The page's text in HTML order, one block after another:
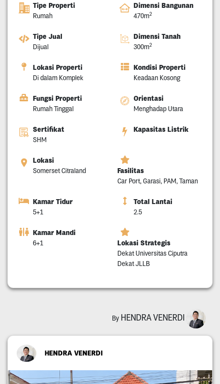
Tipe Properti
Rumah
Dimensi Bangunan
470m2
Tipe Jual
Dijual
Dimensi Tanah
300m2
Lokasi Properti
Di dalam Komplek
Kondisi Properti
Keadaan Kosong
Fungsi Properti
Rumah Tinggal
Orientasi
Menghadap Utara
Sertifikat
SHM
Kapasitas Listrik
Lokasi
Somerset Citraland Fasilitas
Car Port, Garasi, PAM, Taman
Kamar Tidur
5+1
Total Lantai
2.5
Kamar Mandi
6+1 Lokasi Strategis
Dekat Universitas Ciputra
Dekat JLLB
By HENDRA VENERDI
HENDRA VENERDI